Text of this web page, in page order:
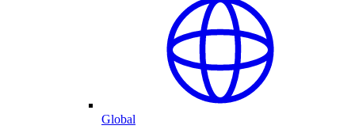
Global